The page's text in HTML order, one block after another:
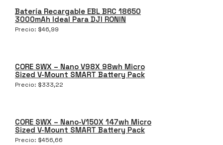
Batería Recargable EBL BRC 18650
3000mAh Ideal Para DJI RONIN
Precio: $46,99
CORE SWX – Nano V98X 98wh Micro
Sized V-Mount SMART Battery Pack
Precio: $333,22
CORE SWX – Nano-V150X 147wh Micro
Sized V-Mount SMART Battery Pack
Precio: $456,66